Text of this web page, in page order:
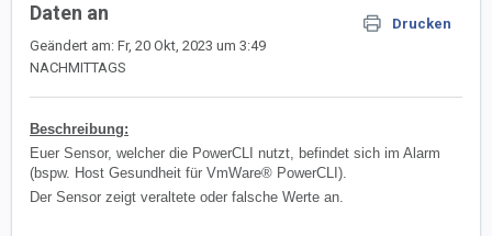
Daten an
Drucken
Geändert am: Fr, 20 Okt, 2023 um 3:49
NACHMITTAGS
Beschreibung:
Euer Sensor, welcher die PowerCLI nutzt, befindet sich im Alarm
(bspw. Host Gesundheit für VmWare® PowerCLI).
Der Sensor zeigt veraltete oder falsche Werte an.